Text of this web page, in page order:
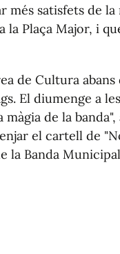
més satisfets de
la Plaça Major, i
de Cultura abans
El diumenge a
de la
el cartell de
la Banda